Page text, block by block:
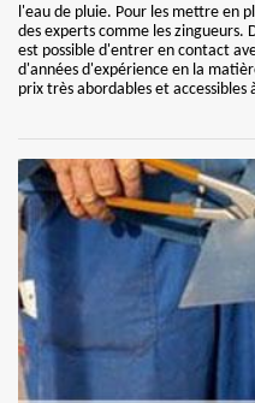
l'eau de pluie. Pour les mettre en
des experts comme les zingueurs.
est possible d'entrer en contact
d'années d'expérience en la
prix très abordables et accessibles